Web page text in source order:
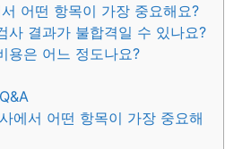
어떤 항목이 가장 중요해요?
사 결과가 불합격일 수 있나요?
용은 어느 정도나요?
에서 어떤 항목이 가장 중요해